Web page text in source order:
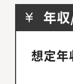
年
想定